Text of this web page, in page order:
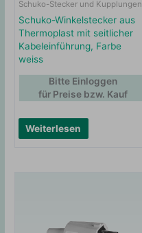
Schuko-Stecker und Kupplungen
Schuko-Winkelstecker aus
Thermoplast mit seitlicher
Kabeleinführung, Farbe
weiss
Weiterlesen
Bitte Einloggen
für Preise bzw. Kauf